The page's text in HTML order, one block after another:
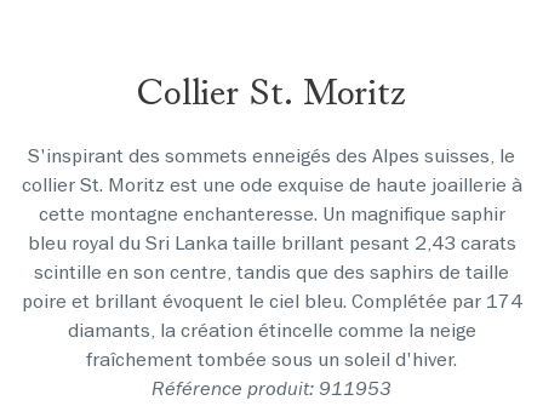
Collier St. Moritz
S'inspirant des sommets enneigés des Alpes suisses, le
collier St. Moritz est une ode exquise de haute joaillerie à
cette montagne enchanteresse. Un magnifique saphir
bleu royal du Sri Lanka taille brillant pesant 2,43 carats
scintille en son centre, tandis que des saphirs de taille
poire et brillant évoquent le ciel bleu. Complétée par 174
diamants, la création étincelle comme la neige
fraîchement tombée sous un soleil d'hiver.
Référence produit: 911953